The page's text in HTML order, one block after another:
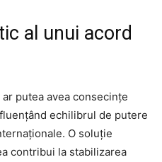
al unui acord
putea avea consecințe
echilibrul de putere
O soluție
contribui la stabilizarea